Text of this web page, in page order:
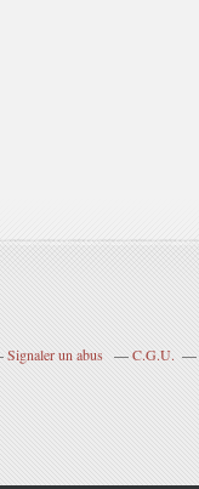
Signaler un abus C.G.U.